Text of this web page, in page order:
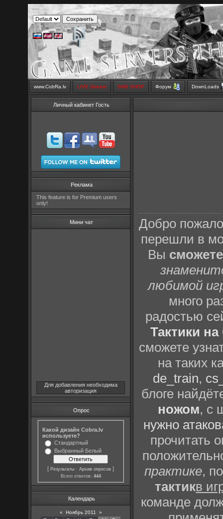
www.CobRa.lv LIVE Stream SMS SHOP Форум DownLoads
Личный кабинет Гость
Реклама
This feature is for Premium users
only!
Мини чат
Для добавления необходима
авторизация
Опрос
Какой дизайн Cobra.lv
используете?
Стандартный
Выбранный Белый
[Результаты ·Архив опросов ]
Всего ответов: 444
Календарь
« Ноябрь 2011
»
Добро
перешли в
Вы
любимой
много
радостью
Тактики
сможете
на таких
de_train,
блоге
ножом, с
нужно
прочитать
практике,
тактикв
команде